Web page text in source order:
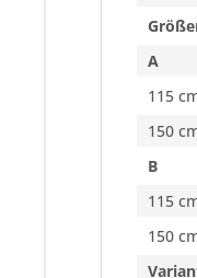
A
115
150
B
115
150